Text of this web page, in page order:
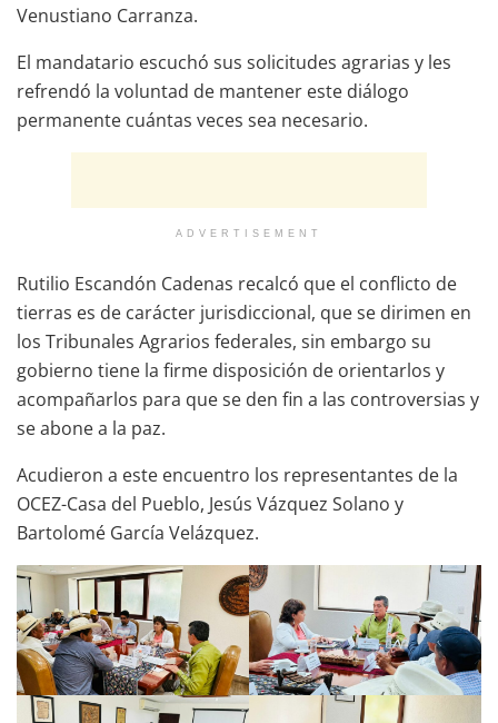
Venustiano Carranza.
El mandatario escuchó sus solicitudes agrarias y les
refrendó la voluntad de mantener este diálogo
permanente cuántas veces sea necesario.
ADVERTISEMENT
Rutilio Escandón Cadenas recalcó que el conflicto de
tierras es de carácter jurisdiccional, que se dirimen en
los Tribunales Agrarios federales, sin embargo su
gobierno tiene la firme disposición de orientarlos y
acompañarlos para que se den fin a las controversias y
se abone a la paz.
Acudieron a este encuentro los representantes de la
OCEZ-Casa del Pueblo, Jesús Vázquez Solano y
Bartolomé García Velázquez.